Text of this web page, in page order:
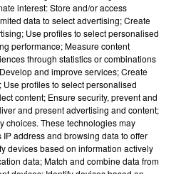
sec)
interest: Store and/or access
data to select advertising; Create
Use profiles to select personalised
performance; Measure content
through statistics or combinations
and improve services; Create
profiles to select personalised
content; Ensure security, prevent and
and present advertising and content;
choices. These technologies may
address and browsing data to offer
devices based on information actively
data; Match and combine data from